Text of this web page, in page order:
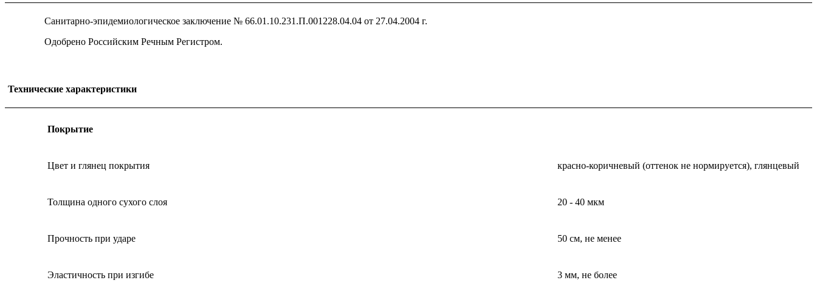
Санитарно-эпидемиологическое заключение № 66.01.10.231.П.001228.04.04 от 27.04.2004 г.
Одобрено Российским Речным Регистром.
Технические характеристики
Покрытие
Цвет и глянец покрытия красно-коричневый (оттенок не нормируется), глянцевый
Толщина одного сухого слоя 20 - 40 мкм
Прочность при ударе 50 см, не менее
Эластичность при изгибе 3 мм, не более